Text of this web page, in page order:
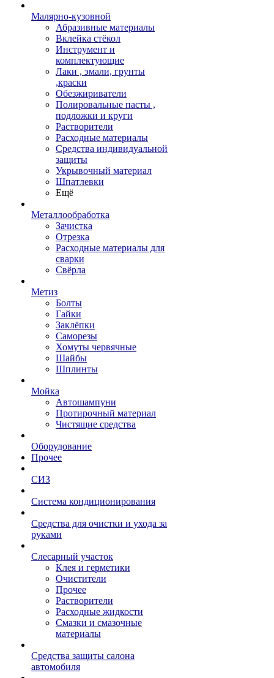
Малярно-кузовной
Абразивные материалы
Вклейка стёкол
Инструмент и
комплектующие
Лаки , эмали, грунты
,краски
Обезжириватели
Полировальные пасты ,
подложки и круги
Растворители
Расходные материалы
Средства индивидуальной
защиты
Укрывочный материал
Шпатлевки
Ещё
Металлообработка
Зачистка
Отрезка
Расходные материалы для
сварки
Свёрла
Метиз
Болты
Гайки
Заклёпки
Саморезы
Хомуты червячные
Шайбы
Шплинты
Мойка
Автошампуни
Протирочный материал
Чистящие средства
Оборудование
Прочее
СИЗ
Система кондиционирования
Средства для очистки и ухода за
руками
Слесарный участок
Клея и герметики
Очистители
Прочее
Растворители
Расходные жидкости
Смазки и смазочные
материалы
Средства защиты салона
автомобиля